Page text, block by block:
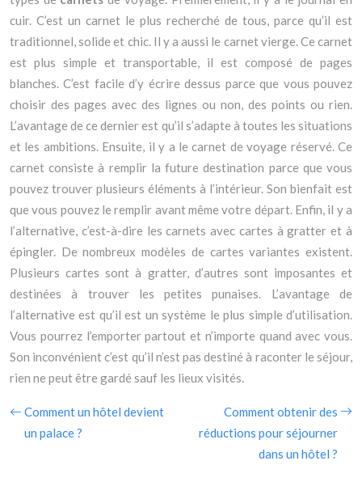
cuir. C’est un carnet le plus recherché de tous, parce qu’il est
traditionnel, solide et chic. Il y a aussi le carnet vierge. Ce carnet
est plus simple et transportable, il est composé de pages
blanches. C’est facile d’y écrire dessus parce que vous pouvez
choisir des pages avec des lignes ou non, des points ou rien.
L’avantage de ce dernier est qu’il s’adapte à toutes les situations
et les ambitions. Ensuite, il y a le carnet de voyage réservé. Ce
carnet consiste à remplir la future destination parce que vous
pouvez trouver plusieurs éléments à l’intérieur. Son bienfait est
que vous pouvez le remplir avant même votre départ. Enfin, il y a
l’alternative, c’est-à-dire les carnets avec cartes à gratter et à
épingler. De nombreux modèles de cartes variantes existent.
Plusieurs cartes sont à gratter, d’autres sont imposantes et
destinées à trouver les petites punaises. L’avantage de
l’alternative est qu’il est un système le plus simple d’utilisation.
Vous pourrez l’emporter partout et n’importe quand avec vous.
Son inconvénient c’est qu’il n’est pas destiné à raconter le séjour,
rien ne peut être gardé sauf les lieux visités.
Comment un hôtel devient
un palace ?
Comment obtenir des
réductions pour séjourner
dans un hôtel ?